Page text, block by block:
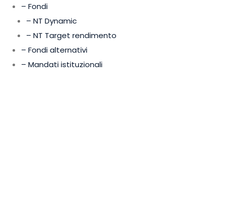
– Fondi
– NT Dynamic
– NT Target rendimento
– Fondi alternativi
– Mandati istituzionali